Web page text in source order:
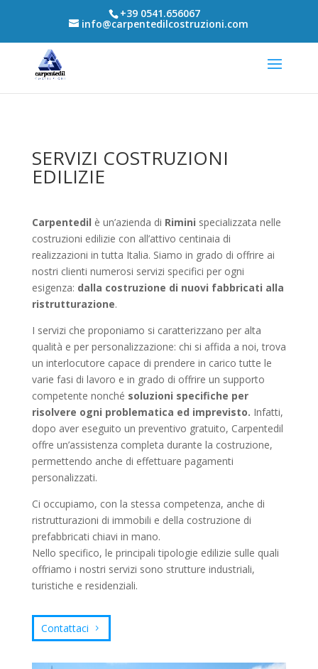
+39 0541.656067
info@carpentedilcostruzioni.com
SERVIZI COSTRUZIONI
EDILIZIE
Carpentedil è un’azienda di Rimini specializzata nelle
costruzioni edilizie con all’attivo centinaia di
realizzazioni in tutta Italia. Siamo in grado di offrire ai
nostri clienti numerosi servizi specifici per ogni
esigenza: dalla costruzione di nuovi fabbricati alla
ristrutturazione.
I servizi che proponiamo si caratterizzano per alta
qualità e per personalizzazione: chi si affida a noi, trova
un interlocutore capace di prendere in carico tutte le
varie fasi di lavoro e in grado di offrire un supporto
competente nonché soluzioni specifiche per
risolvere ogni problematica ed imprevisto. Infatti,
dopo aver eseguito un preventivo gratuito, Carpentedil
offre un’assistenza completa durante la costruzione,
permettendo anche di effettuare pagamenti
personalizzati.
Ci occupiamo, con la stessa competenza, anche di
ristrutturazioni di immobili e della costruzione di
prefabbricati chiavi in mano.
Nello specifico, le principali tipologie edilizie sulle quali
offriamo i nostri servizi sono strutture industriali,
turistiche e residenziali.
Contattaci